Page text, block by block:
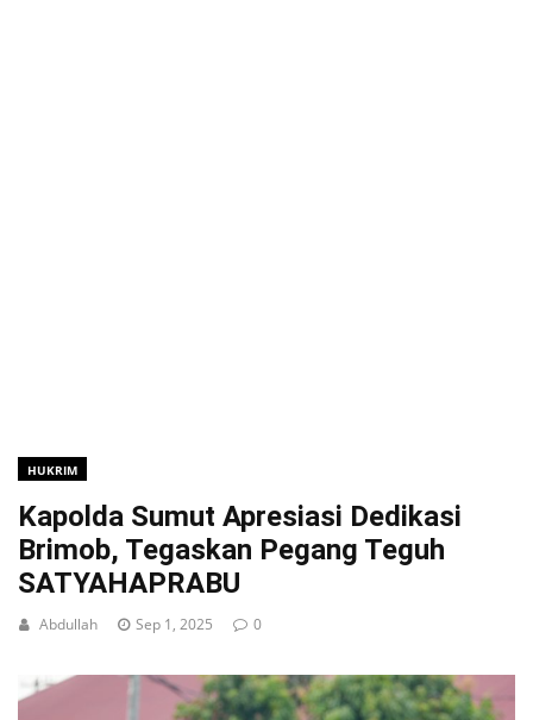
HUKRIM
Kapolda Sumut Apresiasi Dedikasi
Brimob, Tegaskan Pegang Teguh
SATYAHAPRABU
Abdullah Sep 1, 2025 0